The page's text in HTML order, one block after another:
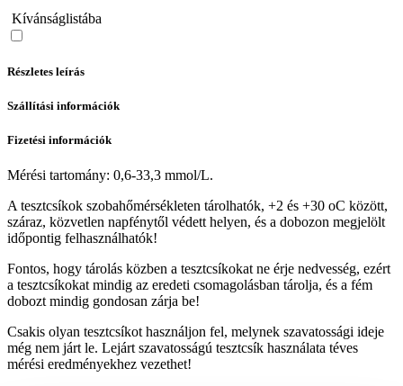
Kívánságlistába
Részletes leírás
Szállítási információk
Fizetési információk
Mérési tartomány: 0,6-33,3 mmol/L.
A tesztcsíkok szobahőmérsékleten tárolhatók, +2 és +30 oC között,
száraz, közvetlen napfénytől védett helyen, és a dobozon megjelölt
időpontig felhasználhatók!
Fontos, hogy tárolás közben a tesztcsíkokat ne érje nedvesség, ezért
a tesztcsíkokat mindig az eredeti csomagolásban tárolja, és a fém
dobozt mindig gondosan zárja be!
Csakis olyan tesztcsíkot használjon fel, melynek szavatossági ideje
még nem járt le. Lejárt szavatosságú tesztcsík használata téves
mérési eredményekhez vezethet!